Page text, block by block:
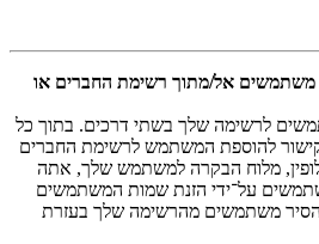
משתמשים אל/מתוך רשימת החברים או
לרשימה שלך בשתי דרכים. בתוך כל
להוספת המשתמש לרשימת החברים
מלוח הבקרה למשתמש שלך, אתה
על־ידי הזנת שמות המשתמשים
משתמשים מהרשימה שלך בעזרת